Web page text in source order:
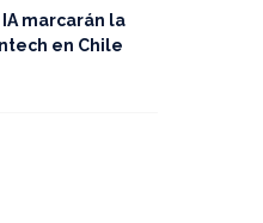
marcarán la
en Chile